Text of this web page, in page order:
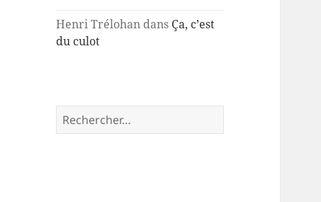
Henri Trélohan dans Ça, c’est
du culot
Rechercher :